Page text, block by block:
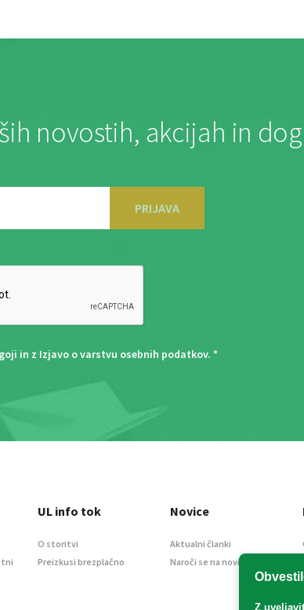
novostih, akcijah in
PRIJAVA
in z Izjavo o varstvu osebnih podatkov. *
Z
UL info tok
O storitvi
Preizkusi brezplačno
Novice
Aktualni članki
Naroči se na novice